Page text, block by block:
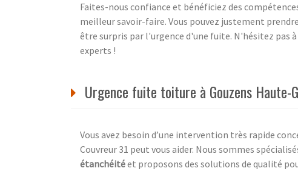
Faites-nous confiance et bénéficiez des
meilleur savoir-faire. Vous pouvez justement
être surpris par l'urgence d'une fuite. N'hésitez pas
experts !
Urgence fuite toiture à Gouzens Haute-
Vous avez besoin d’une intervention très rapide
Couvreur 31 peut vous aider. Nous sommes
étanchéitéet proposons des solutions de qualité